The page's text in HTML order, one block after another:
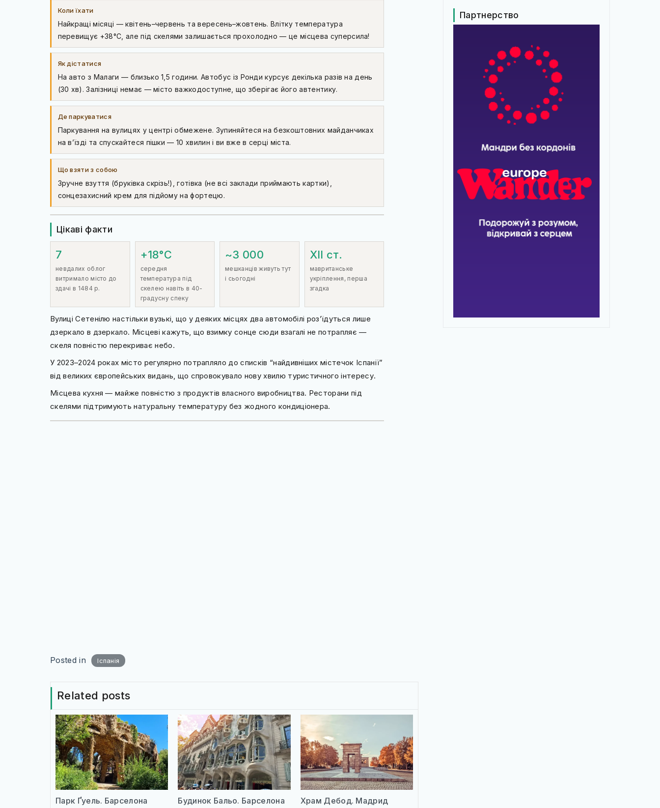
Коли їхати
Найкращі місяці — квітень–червень та вересень–жовтень. Влітку температура
перевищує +38°C, але під скелями залишається прохолодно — це місцева суперсила!
Як дістатися
На авто з Малаги — близько 1,5 години. Автобус із Ронди курсує декілька разів на день
(30 хв). Залізниці немає — місто важкодоступне, що зберігає його автентику.
Де паркуватися
Паркування на вулицях у центрі обмежене. Зупиняйтеся на безкоштовних майданчиках
на в’їзді та спускайтеся пішки — 10 хвилин і ви вже в серці міста.
Що взяти з собою
Зручне взуття (бруківка скрізь!), готівка (не всі заклади приймають картки),
сонцезахисний крем для підйому на фортецю.
Цікаві факти
7
невдалих облог
витримало місто до
здачі в 1484 р.
+18°C
середня
температура під
скелею навіть в 40-
градусну спеку
~3 000
мешканців живуть тут
і сьогодні
XII ст.
мавританське
укріплення, перша
згадка
Вулиці Сетенілю настільки вузькі, що у деяких місцях два автомобілі роз’їдуться лише
дзеркало в дзеркало. Місцеві кажуть, що взимку сонце сюди взагалі не потрапляє —
скеля повністю перекриває небо.
У 2023–2024 роках місто регулярно потрапляло до списків “найдивніших містечок Іспанії”
від великих європейських видань, що спровокувало нову хвилю туристичного інтересу.
Місцева кухня — майже повністю з продуктів власного виробництва. Ресторани під
скелями підтримують натуральну температуру без жодного кондиціонера.
Posted in Іспанія
Related posts
Парк Ґуель. Барселона Будинок Бальо. Барселона Храм Дебод. Мадрид
Партнерство